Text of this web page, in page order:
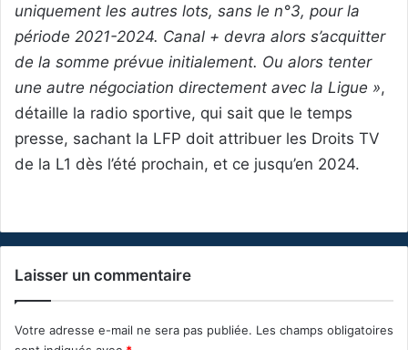
uniquement les autres lots, sans le n°3, pour la
période 2021-2024. Canal + devra alors s’acquitter
de la somme prévue initialement. Ou alors tenter
une autre négociation directement avec la Ligue »,
détaille la radio sportive, qui sait que le temps
presse, sachant la LFP doit attribuer les Droits TV
de la L1 dès l’été prochain, et ce jusqu’en 2024.
Laisser un commentaire
Votre adresse e-mail ne sera pas publiée. Les champs obligatoires